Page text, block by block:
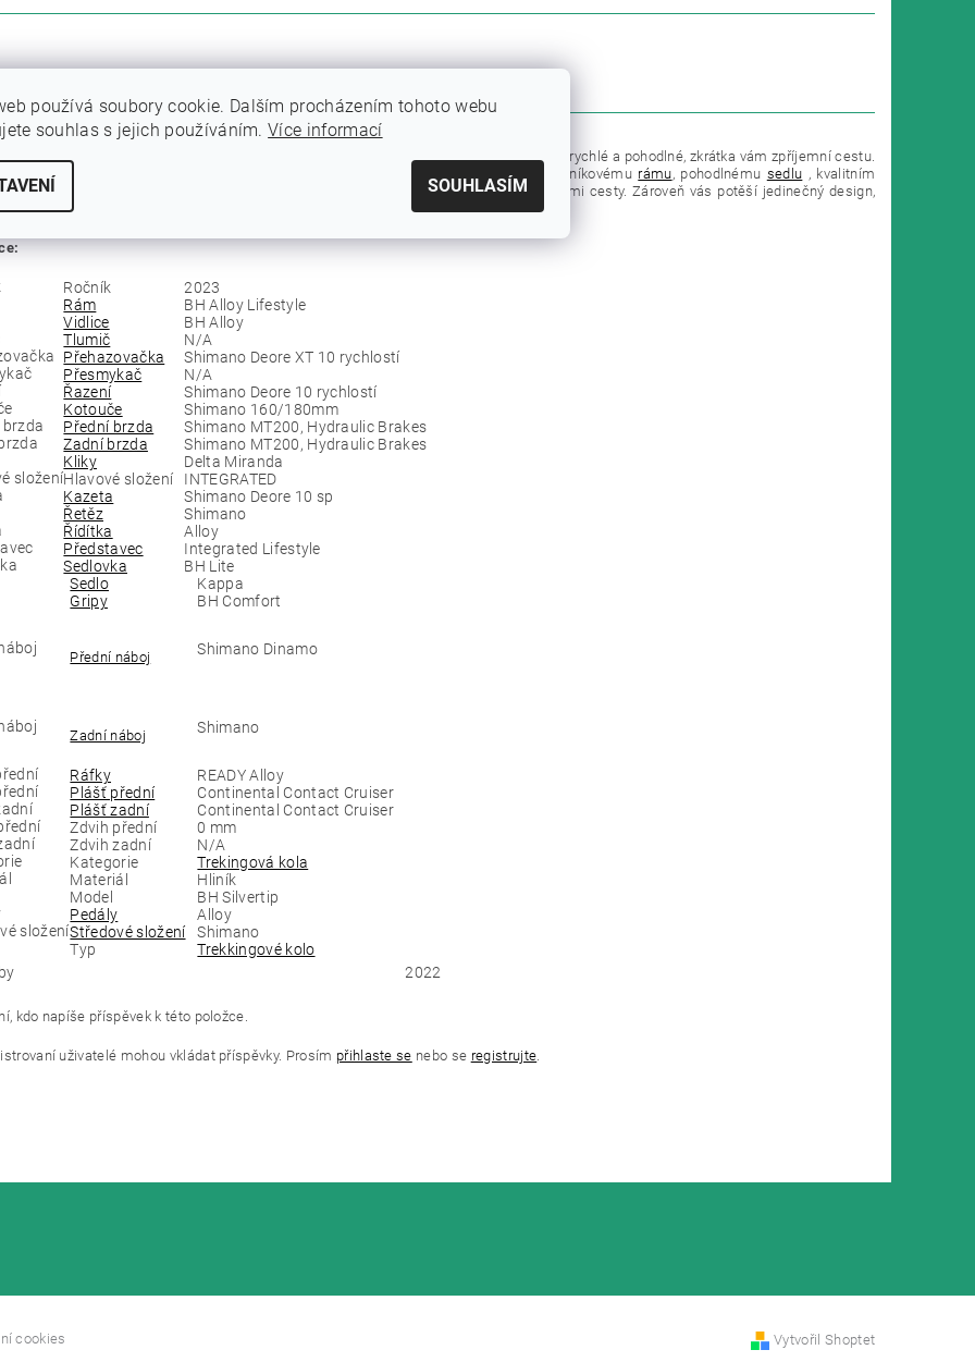
kola BH je tou pravou volbou pro rekreační vyjížďky po městě i do přírody. Je lehké, rychlé a pohodlné, zkrátka vám zpříjemní cestu.
do práce i do obchodu se stane opravdovým potěšením díky pevnému a lehkému hliníkovému rámu, pohodlnému sedlu , kvalitním
Shimano a hliníkové
, která výborně absorbuje otřesy způsobené nerovnostmi cesty. Zároveň vás potěší jedinečný design,
nikoho chladným.
Ročník
2023
Rám
BH Alloy Lifestyle
Vidlice
BH Alloy
Tlumič
N/A
Přehazovačka
Shimano Deore XT 10 rychlostí
Přesmykač
N/A
Řazení
Shimano Deore 10 rychlostí
Kotouče
Shimano 160/180mm
Přední brzda
Shimano MT200, Hydraulic Brakes
Zadní brzda
Shimano MT200, Hydraulic Brakes
Kliky
Delta Miranda
Hlavové složení INTEGRATED
Kazeta
Shimano Deore 10 sp
Řetěz
Shimano
Řídítka
Alloy
Představec
Integrated Lifestyle
Sedlovka
BH Lite
Sedlo
Kappa
Gripy
BH Comfort
Přední náboj Shimano Dinamo
Zadní náboj Shimano
Ráfky
READY Alloy
Plášť přední
Continental Contact Cruiser
Plášť zadní
Continental Contact Cruiser
Zdvih přední
0 mm
Zdvih zadní
N/A
Kategorie
Trekingová kola
Materiál
Hliník
Model
BH Silvertip
Pedály
Alloy
Středové složení
Shimano
Typ
Trekkingové kolo
2022
kdo napíše příspěvek k této položce.
uživatelé mohou vkládat příspěvky. Prosím přihlaste se nebo se registrujte.
cookies Vytvořil Shoptet
používá soubory cookie. Dalším procházením tohoto webu
souhlas s jejich používáním.Více informací
SOUHLASÍM